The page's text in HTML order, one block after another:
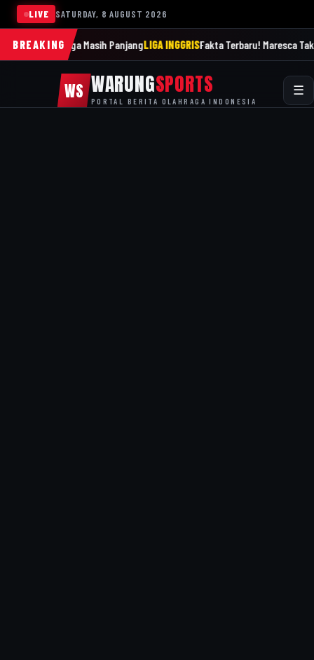
LIVE SATURDAY, 8 AUGUST 2026
BREAKING
Liga Masih PanjangLIGA INGGRISFakta Terbaru! Maresca Tak
WS WARUNGSPORTS
PORTAL BERITA OLAHRAGA INDONESIA
☰